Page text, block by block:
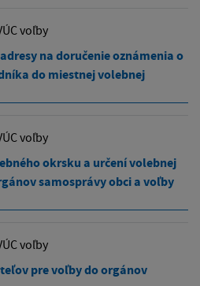
voľby
na doručenie oznámenia o
do miestnej volebnej
voľby
okrsku a určení volebnej
samosprávy obci a voľby
voľby
pre voľby do orgánov